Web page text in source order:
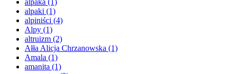
alpaki (1)
alpiniści (4)
Alpy (1)
altruizm (2)
Ałła Alicja Chrzanowska (1)
Amala (1)
amanita (1)